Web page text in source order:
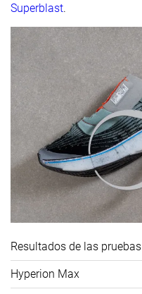
Superblast.
Resultados de las pruebas
Hyperion Max